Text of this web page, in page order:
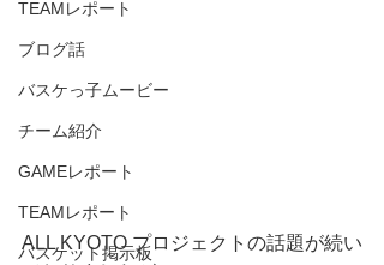
TEAMレポート
ブログ話
バスケっ子ムービー
チーム紹介
GAMEレポート
TEAMレポート
バスケット掲示板
ALL KYOTO プロジェクトの話題が続い